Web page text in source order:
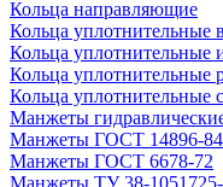
Кольца направляющие
Кольца уплотнительные
Кольца уплотнительные
Кольца уплотнительные
Кольца уплотнительные
Манжеты
Манжеты ГОСТ 14896-84
Манжеты ГОСТ 6678-72
Манжеты ТУ 38-